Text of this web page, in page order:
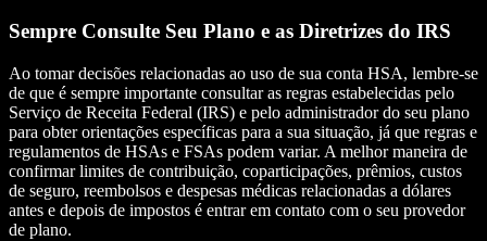
Sempre Consulte Seu Plano e as Diretrizes do IRS
Ao tomar decisões relacionadas ao uso de sua conta HSA, lembre-se
de que é sempre importante consultar as regras estabelecidas pelo
Serviço de Receita Federal (IRS) e pelo administrador do seu plano
para obter orientações específicas para a sua situação, já que regras e
regulamentos de HSAs e FSAs podem variar. A melhor maneira de
confirmar limites de contribuição, coparticipações, prêmios, custos
de seguro, reembolsos e despesas médicas relacionadas a dólares
antes e depois de impostos é entrar em contato com o seu provedor
de plano.